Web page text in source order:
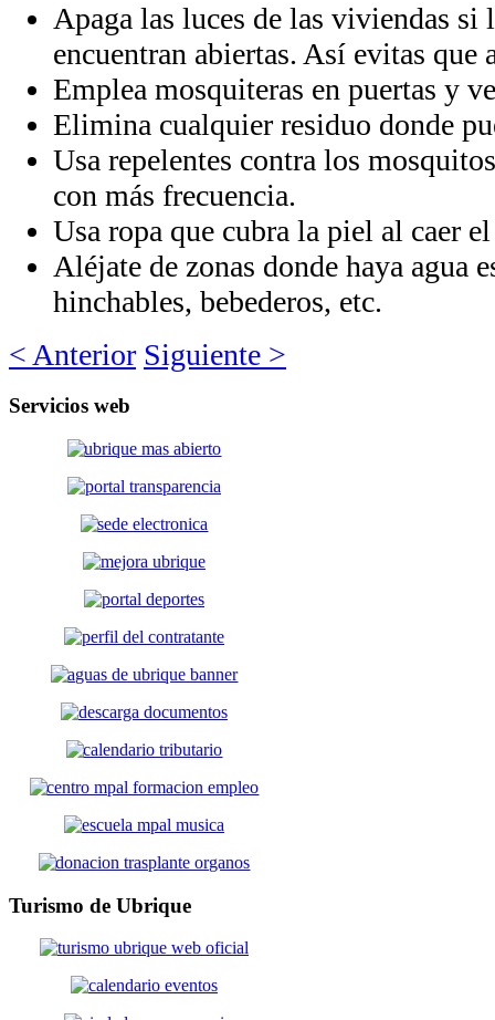
Apaga las luces de las viviendas si
encuentran abiertas. Así evitas que
Emplea mosquiteras en puertas y
Elimina cualquier residuo donde
Usa repelentes contra los
con más frecuencia.
Usa ropa que cubra la piel al caer
Aléjate de zonas donde haya agua
hinchables, bebederos, etc.
< Anterior Siguiente >
Servicios web
Turismo de Ubrique